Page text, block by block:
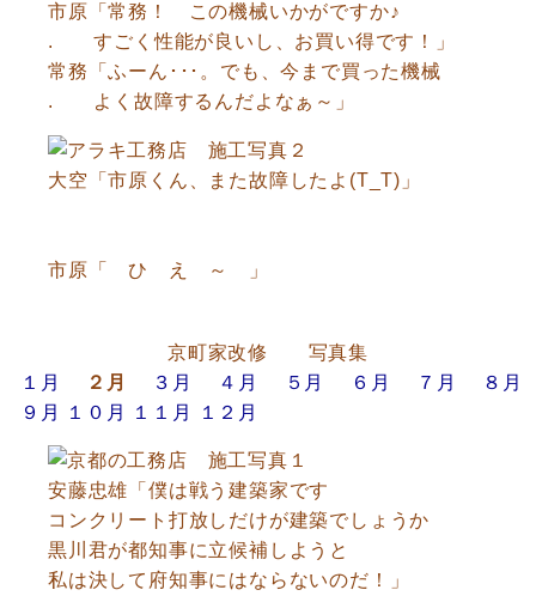
市原「常務！ この機械いかがですか♪
. すごく性能が良いし、お買い得です！」
常務「ふーん･･･。でも、今まで買った機械
. よく故障するんだよなぁ～」
大空「市原くん、また故障したよ(T_T)」
市原「 ひ え ～ 」
京町家改修 写真集
１月
２月 ３月 ４月 ５月 ６月 ７月
８月
９月
１０月 １１月 １２月
安藤忠雄「僕は戦う建築家です
コンクリート打放しだけが建築でしょうか
黒川君が都知事に立候補しようと
私は決して府知事にはならないのだ！」